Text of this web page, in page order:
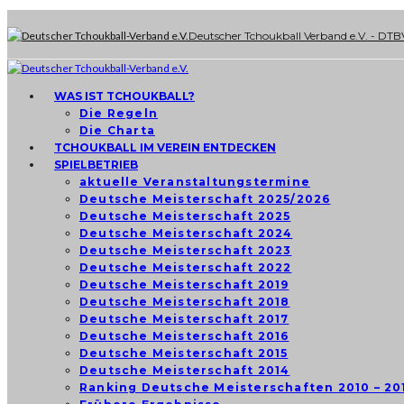
Deutscher Tchoukball Verband e.V. -
WAS IST TCHOUKBALL?
Die Regeln
Die Charta
TCHOUKBALL IM VEREIN ENTDECKEN
SPIELBETRIEB
aktuelle Veranstaltungstermine
Deutsche Meisterschaft 2025/2026
Deutsche Meisterschaft 2025
Deutsche Meisterschaft 2024
Deutsche Meisterschaft 2023
Deutsche Meisterschaft 2022
Deutsche Meisterschaft 2019
Deutsche Meisterschaft 2018
Deutsche Meisterschaft 2017
Deutsche Meisterschaft 2016
Deutsche Meisterschaft 2015
Deutsche Meisterschaft 2014
Ranking Deutsche Meisterschaften 2010 –